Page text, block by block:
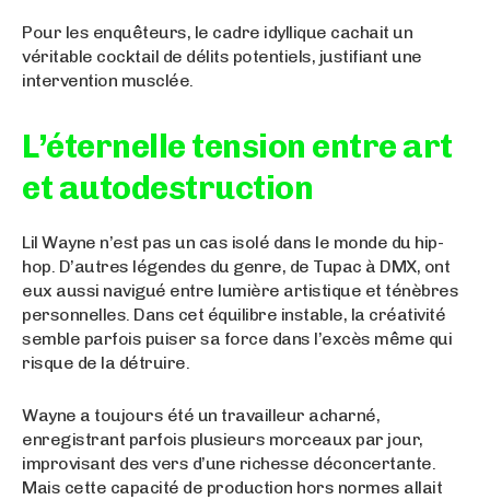
Pour les enquêteurs, le cadre idyllique cachait un
véritable cocktail de délits potentiels, justifiant une
intervention musclée.
L’éternelle tension entre art
et autodestruction
Lil Wayne n’est pas un cas isolé dans le monde du hip-
hop. D’autres légendes du genre, de Tupac à DMX, ont
eux aussi navigué entre lumière artistique et ténèbres
personnelles. Dans cet équilibre instable, la créativité
semble parfois puiser sa force dans l’excès même qui
risque de la détruire.
Wayne a toujours été un travailleur acharné,
enregistrant parfois plusieurs morceaux par jour,
improvisant des vers d’une richesse déconcertante.
Mais cette capacité de production hors normes allait